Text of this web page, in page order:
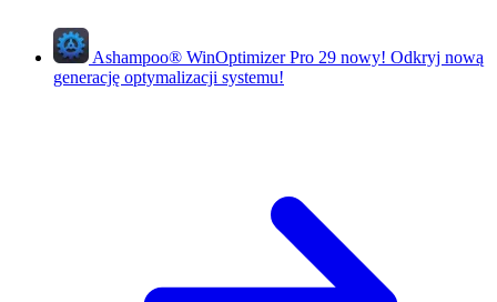
Ashampoo® WinOptimizer Pro 29 nowy! Odkryj nową
generację optymalizacji systemu!